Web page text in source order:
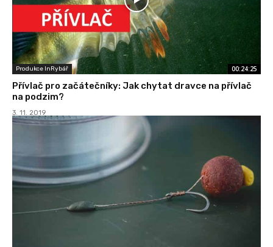
Produkce InRybář 00:24:25
Přívlač pro začátečníky: Jak chytat dravce na přívlač
na podzim?
3. 11. 2019